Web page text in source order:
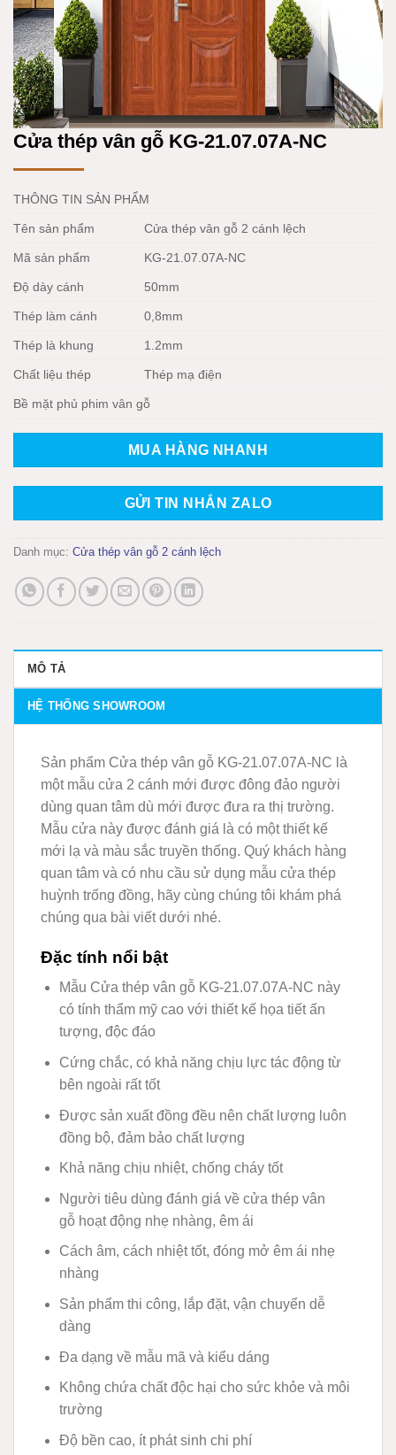
Cửa thép vân gỗ KG-21.07.07A-NC
THÔNG TIN SẢN PHẨM
Tên sản phẩm Cửa thép vân gỗ 2 cánh lệch
Mã sản phẩm KG-21.07.07A-NC
Độ dày cánh 50mm
Thép làm cánh 0,8mm
Thép là khung 1.2mm
Chất liệu thép Thép mạ điện
Bề mặt phủ phim vân gỗ
MUA HÀNG NHANH
GỬI TIN NHẮN ZALO
Danh mục: Cửa thép vân gỗ 2 cánh lệch
MÔ TẢ
HỆ THỐNG SHOWROOM
Sản phẩm Cửa thép vân gỗ KG-21.07.07A-NC là
một mẫu cửa 2 cánh mới được đông đảo người
dùng quan tâm dù mới được đưa ra thị trường.
Mẫu cửa này được đánh giá là có một thiết kế
mới lạ và màu sắc truyền thống. Quý khách hàng
quan tâm và có nhu cầu sử dụng mẫu cửa thép
huỳnh trống đồng, hãy cùng chúng tôi khám phá
chúng qua bài viết dưới nhé.
Đặc tính nổi bật
Mẫu Cửa thép vân gỗ KG-21.07.07A-NC này
có tính thẩm mỹ cao với thiết kế họa tiết ấn
tượng, độc đáo
Cứng chắc, có khả năng chịu lực tác động từ
bên ngoài rất tốt
Được sản xuất đồng đều nên chất lượng luôn
đồng bộ, đảm bảo chất lượng
Khả năng chịu nhiệt, chống cháy tốt
Người tiêu dùng đánh giá về cửa thép vân
gỗ hoạt động nhẹ nhàng, êm ái
Cách âm, cách nhiệt tốt, đóng mở êm ái nhẹ
nhàng
Sản phẩm thi công, lắp đặt, vận chuyển dễ
dàng
Đa dạng về mẫu mã và kiểu dáng
Không chứa chất độc hại cho sức khỏe và môi
trường
Độ bền cao, ít phát sinh chi phí